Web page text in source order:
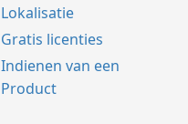
Lokalisatie
Gratis licenties
Indienen van een
Product